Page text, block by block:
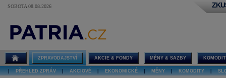
SOBOTA 08.08.2026
ZPRAVODAJSTVÍ AKCIE & FONDY MĚNY & SAZBY
PŘEHLED ZPRÁV AKCIOVÉ EKONOMICKÉ MĚNY KOMODITY